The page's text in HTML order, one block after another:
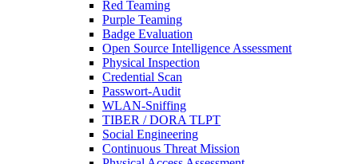
Red Teaming
Purple Teaming
Badge Evaluation
Open Source Intelligence Assessment
Physical Inspection
Credential Scan
Passwort-Audit
WLAN-Sniffing
TIBER / DORA TLPT
Social Engineering
Continuous Threat Mission